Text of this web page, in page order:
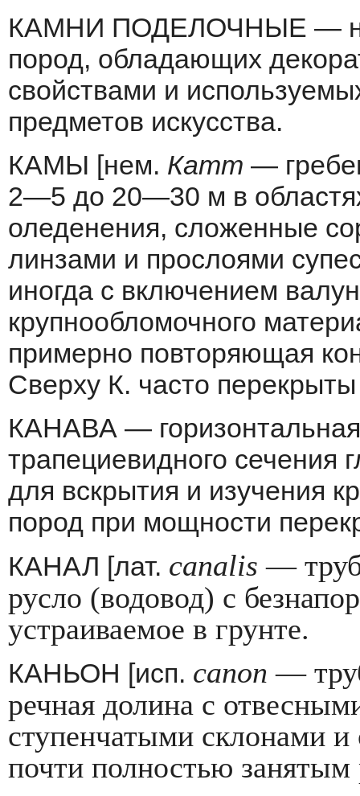
КАМНИ ПОДЕЛОЧНЫЕ —
пород, обладающих
свойствами и
предметов искусства.
КАМЫ [нем. Катт —
2—5 до 20—30 м в
оледенения, сложенные
линзами и прослоями
иногда с включением
крупнообломочного
примерно повторяющая
Сверху К. часто
КАНАВА — горизонтальная
трапециевидного се­чения
для вскрытия и изучения
пород при мощности
КАНАЛ [лат. canalis —
русло (водо­вод) с
устраиваемое в грунте.
КАНЬОН [исп. canon —
речная до­лина с
ступенчатыми склона­ми
почти полностью занятым